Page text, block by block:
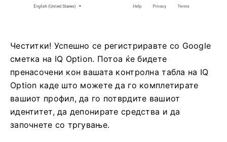
Честитки! Успешно се регистриравте со Google
сметка на IQ Option. Потоа ќе бидете
пренасочени кон вашата контролна табла на IQ
Option каде што можете да го комплетирате
вашиот профил, да го потврдите вашиот
идентитет, да депонирате средства и да
започнете со тргување.